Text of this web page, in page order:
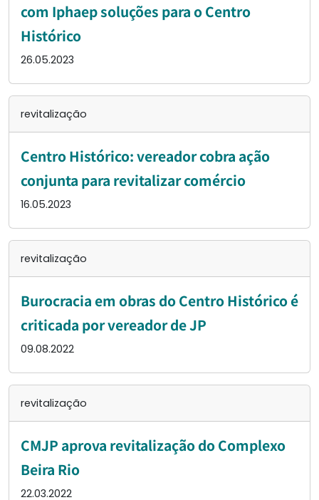
com Iphaep soluções para o Centro
Histórico
26.05.2023
revitalização
Centro Histórico: vereador cobra ação
conjunta para revitalizar comércio
16.05.2023
revitalização
Burocracia em obras do Centro Histórico é
criticada por vereador de JP
09.08.2022
revitalização
CMJP aprova revitalização do Complexo
Beira Rio
22.03.2022